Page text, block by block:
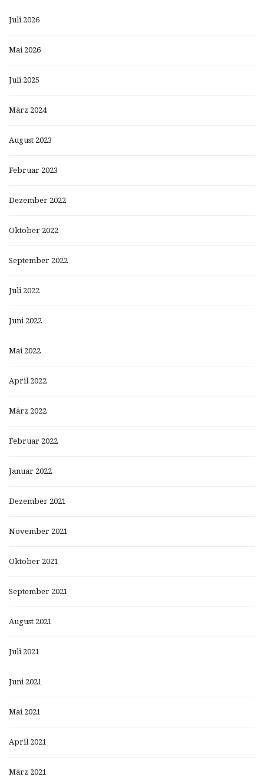
Juli 2026
Mai 2026
Juli 2025
März 2024
August 2023
Februar 2023
Dezember 2022
Oktober 2022
September 2022
Juli 2022
Juni 2022
Mai 2022
April 2022
März 2022
Februar 2022
Januar 2022
Dezember 2021
November 2021
Oktober 2021
September 2021
August 2021
Juli 2021
Juni 2021
Mai 2021
April 2021
März 2021